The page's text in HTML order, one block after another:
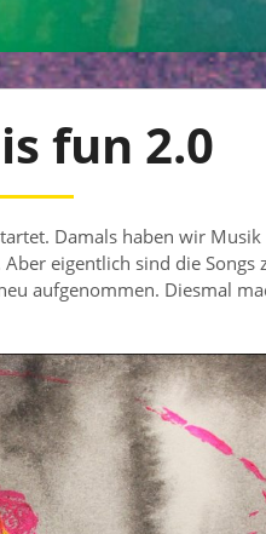
fun 2.0
Damals haben wir
eigentlich sind die Songs
aufgenommen. Diesmal